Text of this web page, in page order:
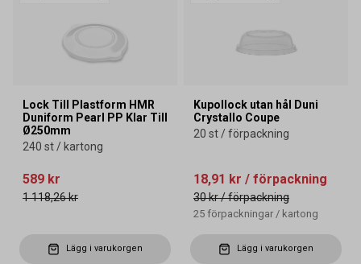
Lock Till Plastform HMR
Duniform Pearl PP Klar Till
Ø250mm
240 st / kartong
589 kr
1 118,26 kr
Lägg i varukorgen
Kupollock utan hål Duni
Crystallo Coupe
20 st / förpackning
18,91 kr / förpackning
30 kr/ förpackning
25 förpackningar / kartong
Lägg i varukorgen